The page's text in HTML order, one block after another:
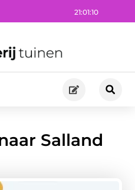
21:01:10
Salland